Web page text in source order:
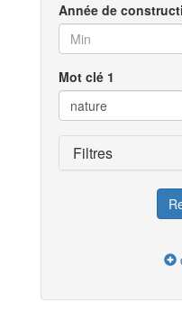
Année de
Mot clé 1
Filtres